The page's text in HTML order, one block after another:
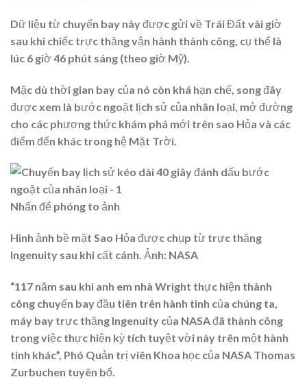
Dữ liệu từ chuyến bay này được gửi về Trái Đất vài giờ
sau khi chiếc trực thăng vận hành thành công, cụ thể là
lúc 6 giờ 46 phút sáng (theo giờ Mỹ).
Mặc dù thời gian bay của nó còn khá hạn chế, song đây
được xem là bước ngoặt lịch sử của nhân loại, mở đường
cho các phương thức khám phá mới trên sao Hỏa và các
điểm đến khác trong hệ Mặt Trời.
Nhấn để phóng to ảnh
Hình ảnh bề mặt Sao Hỏa được chụp từ trực thăng
Ingenuity sau khi cất cánh. Ảnh: NASA
“117 năm sau khi anh em nhà Wright thực hiện thành
công chuyến bay đầu tiên trên hành tinh của chúng ta,
máy bay trực thăng Ingenuity của NASA đã thành công
trong việc thực hiện kỳ tích tuyệt vời này trên một hành
tinh khác”, Phó Quản trị viên Khoa học của NASA Thomas
Zurbuchen tuyên bố.